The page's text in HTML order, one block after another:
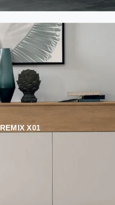
REMIX X01